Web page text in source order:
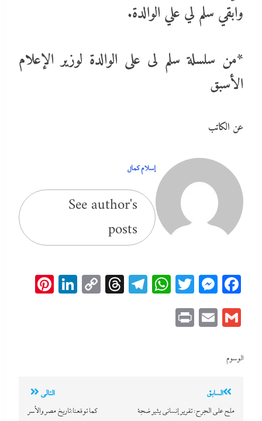
وابقي سلم لي علي الوالدة.
*من سلسلة سلم لى على الوالدة لوزير الإعلام
الأسبق
عن الكاتب
إسلام كمال
See author's
posts
Facebook
Messenger
Twitter
WhatsApp
Telegram
Threads
Copy
Gmail
Email
الوسوم
تصفّح
المقالات
السابق
ملح على الجرح: تقرير إنسانى يثير ضجة
التالي
كما توقعنا:تاريخ مصر والأسر